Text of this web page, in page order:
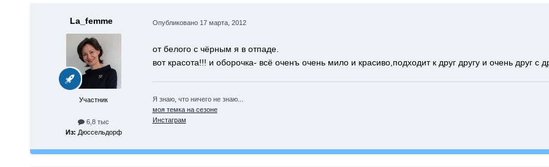
La_femme
Участник
6,8 тыс
Из: Дюссельдорф
Опубликовано 17 марта, 2012
от белого с чёрным я в отпаде.
вот красота!!! и оборочка- всё оченъ очень мило и красиво,подходит к друг другу и очень друг с
Я знаю, что ничего не знаю...
моя темка на сезоне
Инстаграм